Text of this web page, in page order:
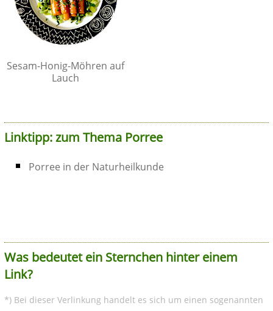
Sesam-Honig-Möhren auf
Lauch
Linktipp: zum Thema Porree
Porree in der Naturheilkunde
Was bedeutet ein Sternchen hinter einem
Link?
*) Bei dieser Verlinkung handelt es sich um einen sogenannten